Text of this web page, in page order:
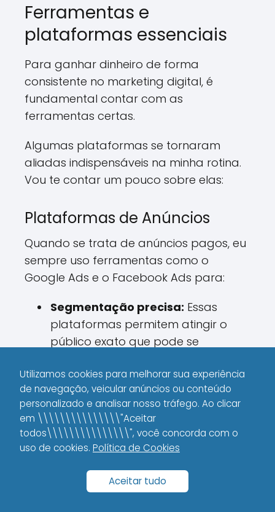
Ferramentas e
plataformas essenciais
Para ganhar dinheiro de forma
consistente no marketing digital, é
fundamental contar com as
ferramentas certas.
Algumas plataformas se tornaram
aliadas indispensáveis na minha rotina.
Vou te contar um pouco sobre elas:
Plataformas de Anúncios
Quando se trata de anúncios pagos, eu
sempre uso ferramentas como o
Google Ads e o Facebook Ads para:
Segmentação precisa: Essas
plataformas permitem atingir o
público exato que pode se
Medição de resultados:Com
dashboards intuitivos, consigo
acompanhar o desempenho de
cada campanha em tempo real.
pessoas que já demonstraram
interesse é crucial para melhorar a
Utilizamos cookies para melhorar sua experiência
de navegação, veicular anúncios ou conteúdo
personalizado e analisar nosso tráfego. Ao clicar
em \\\\\\\\\\\\\\\"Aceitar
todos\\\\\\\\\\\\\\\", você concorda com o
uso de cookies. Política de Cookies
Aceitar tudo